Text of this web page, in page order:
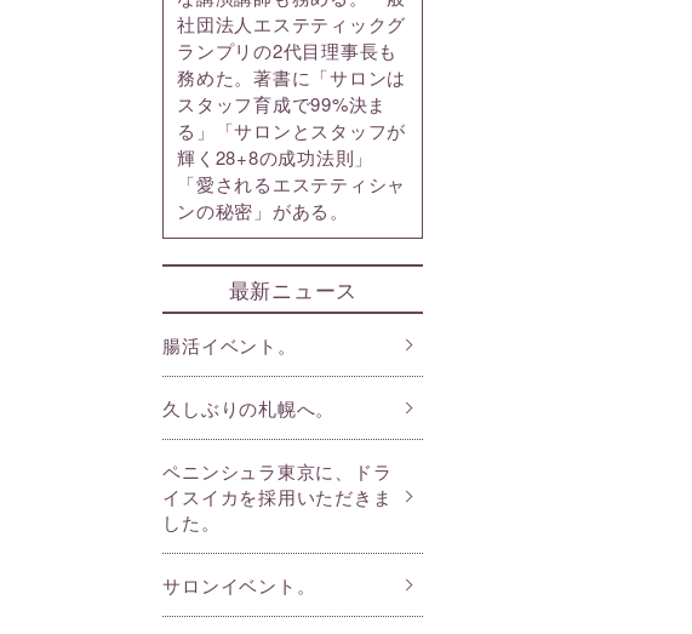
社団法人エステティックグ
ランプリの2代目理事長も
務めた。著書に「サロンは
スタッフ育成で99%決ま
る」「サロンとスタッフが
輝く28+8の成功法則」
「愛されるエステティシャ
ンの秘密」がある。
最新ニュース
腸活イベント。
久しぶりの札幌へ。
ペニンシュラ東京に、ドラ
イスイカを採用いただきま
した。
サロンイベント。